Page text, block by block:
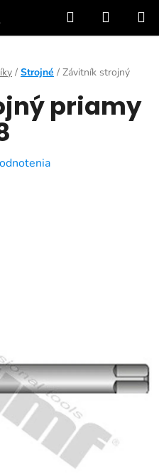
Hľadať
KOŠÍK
/ Strojné / Závitník strojný
priamy